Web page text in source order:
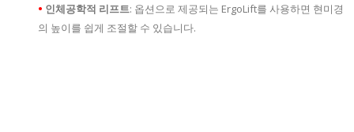
• 인체공학적 리프트: 옵션으로 제공되는 ErgoLift를 사용하면 현미경
의 높이를 쉽게 조절할 수 있습니다.